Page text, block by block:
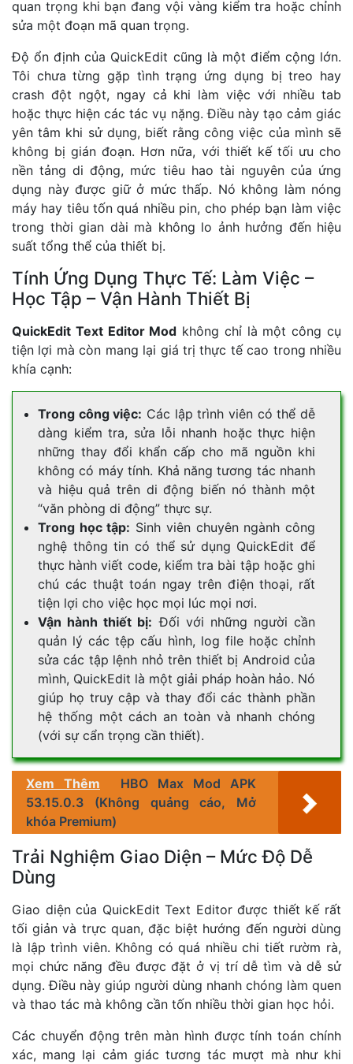
quan trọng khi bạn đang vội vàng kiểm tra hoặc chỉnh
sửa một đoạn mã quan trọng.
Độ ổn định của QuickEdit cũng là một điểm cộng lớn.
Tôi chưa từng gặp tình trạng ứng dụng bị treo hay
crash đột ngột, ngay cả khi làm việc với nhiều tab
hoặc thực hiện các tác vụ nặng. Điều này tạo cảm giác
yên tâm khi sử dụng, biết rằng công việc của mình sẽ
không bị gián đoạn. Hơn nữa, với thiết kế tối ưu cho
nền tảng di động, mức tiêu hao tài nguyên của ứng
dụng này được giữ ở mức thấp. Nó không làm nóng
máy hay tiêu tốn quá nhiều pin, cho phép bạn làm việc
trong thời gian dài mà không lo ảnh hưởng đến hiệu
suất tổng thể của thiết bị.
Tính Ứng Dụng Thực Tế: Làm Việc –
Học Tập – Vận Hành Thiết Bị
QuickEdit Text Editor Mod không chỉ là một công cụ
tiện lợi mà còn mang lại giá trị thực tế cao trong nhiều
khía cạnh:
Trong công việc: Các lập trình viên có thể dễ
dàng kiểm tra, sửa lỗi nhanh hoặc thực hiện
những thay đổi khẩn cấp cho mã nguồn khi
không có máy tính. Khả năng tương tác nhanh
và hiệu quả trên di động biến nó thành một
“văn phòng di động” thực sự.
Trong học tập: Sinh viên chuyên ngành công
nghệ thông tin có thể sử dụng QuickEdit để
thực hành viết code, kiểm tra bài tập hoặc ghi
chú các thuật toán ngay trên điện thoại, rất
tiện lợi cho việc học mọi lúc mọi nơi.
Vận hành thiết bị: Đối với những người cần
quản lý các tệp cấu hình, log file hoặc chỉnh
sửa các tập lệnh nhỏ trên thiết bị Android của
mình, QuickEdit là một giải pháp hoàn hảo. Nó
giúp họ truy cập và thay đổi các thành phần
hệ thống một cách an toàn và nhanh chóng
(với sự cẩn trọng cần thiết).
Xem Thêm
HBO Max Mod APK
53.15.0.3 (Không quảng cáo, Mở
khóa Premium)
Trải Nghiệm Giao Diện – Mức Độ Dễ
Dùng
Giao diện của QuickEdit Text Editor được thiết kế rất
tối giản và trực quan, đặc biệt hướng đến người dùng
là lập trình viên. Không có quá nhiều chi tiết rườm rà,
mọi chức năng đều được đặt ở vị trí dễ tìm và dễ sử
dụng. Điều này giúp người dùng nhanh chóng làm quen
và thao tác mà không cần tốn nhiều thời gian học hỏi.
Các chuyển động trên màn hình được tính toán chính
xác, mang lại cảm giác tương tác mượt mà như khi